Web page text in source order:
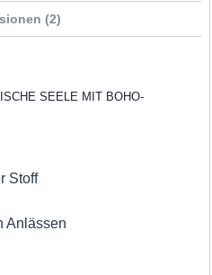
(2)
SEELE MIT BOHO-
Stoff
Anlässen